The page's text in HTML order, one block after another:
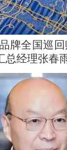
牌全国巡
经理张春